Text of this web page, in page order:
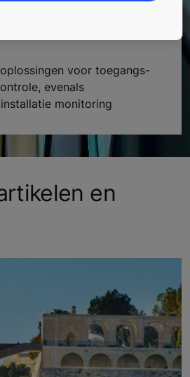
voor toegangs-
evenals
monitoring
en